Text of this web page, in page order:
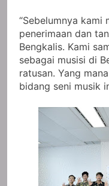
“Sebelumnya kami
penerimaan dan
Bengkalis. Kami
sebagai musisi di
ratusan. Yang
bidang seni musik